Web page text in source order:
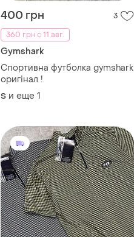
400 грн
3
360 грн с 11 авг.
Gymshark
Спортивна футболка gymshark
оригінал !
S и еще 1